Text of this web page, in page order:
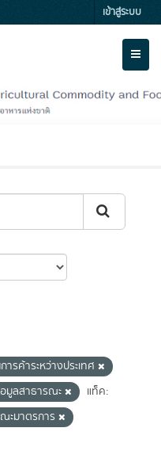
เข้าสู่ระบบ
ารค้าระหว่างประเทศ
มูลสาธารณะ
แท็ค:
ะมาตรการ